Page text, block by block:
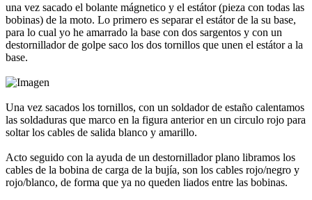
una vez sacado el bolante mágnetico y el estátor (pieza con todas las
bobinas) de la moto. Lo primero es separar el estátor de la su base,
para lo cual yo he amarrado la base con dos sargentos y con un
destornillador de golpe saco los dos tornillos que unen el estátor a la
base.
Una vez sacados los tornillos, con un soldador de estaño calentamos
las soldaduras que marco en la figura anterior en un circulo rojo para
soltar los cables de salida blanco y amarillo.
Acto seguido con la ayuda de un destornillador plano libramos los
cables de la bobina de carga de la bujía, son los cables rojo/negro y
rojo/blanco, de forma que ya no queden liados entre las bobinas.